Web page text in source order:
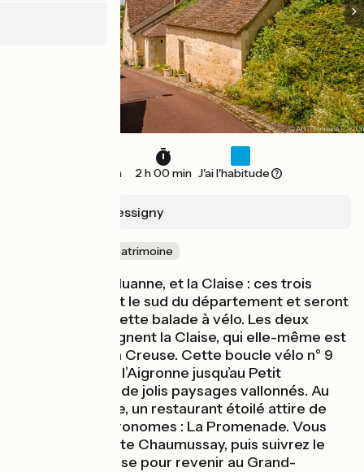
24 km 2 h 00 min J'ai l'habitude
Le Grand-Pressigny
Nature & petit patrimoine
L’Aigronne, La Muanne, et la Claise : ces trois
rivières irriguent le sud du département et seront
à l'honneur de cette balade à vélo. Les deux
premières rejoignent la Claise, qui elle-même est
un affluent de la Creuse. Cette boucle vélo n° 9
vous fait longer l’Aigronne jusqu’au Petit
Pressigny, dans de jolis paysages vallonnés. Au
centre du village, un restaurant étoilé attire de
nombreux gastronomes : La Promenade. Vous
rejoindrez ensuite Chaumussay, puis suivrez le
cours de La Claise pour revenir au Grand-